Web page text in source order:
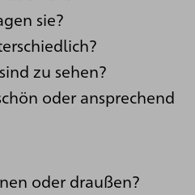
sie?
zu sehen?
oder ansprechend
oder draußen?